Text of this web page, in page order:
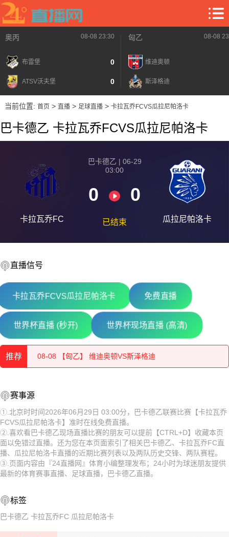
奥丙 08-08 23:30
布雷堡 0
ATSV沃夫堡 0
匈乙 08-08
维迪奥顿
斯泽格迪
当前位置: 首页> 直播> 足球直播> 卡拉瓦乔FCVS瓜拉尼帕洛卡
巴卡德乙 卡拉瓦乔FCVS瓜拉尼帕洛卡
卡拉瓦乔FC
巴卡德乙 | 06-29
03:00
0 0
已结束 瓜拉尼帕洛卡
直播信号
卡拉瓦乔FCVS瓜拉尼帕洛卡 免费直播
世界杯直播 (秒开) 世界杯现场直播 (高清)
推荐
08-08 【奥丙】 布雷堡VSATSV沃夫堡
08-08 【匈乙】 维迪奥顿VS斯泽格迪
08-08 【匈乙】 阿贾克VS卡格SE
08-08 【匈乙】 多瑙蒂萨VS梅索科菲德
08-08 【瑞士乙】 沃韦体育VS梅林
08-08 【奥丙】 沃尔夫斯贝格业余队VS克拉根福多瑙河
08-08 【匈乙】 布达佩斯瓦苏塔斯VS凯奇凯梅特
08-08 【匈乙】 阿贾克VS卡格SE
08-08 【奥乙】 格拉茨风暴青年队VSFAC维也纳
赛事源
①.北京时时间2026年06月29日 03:00分，巴卡德乙联赛比赛【卡拉瓦乔
FCVS瓜拉尼帕洛卡】准时在线免费直播。
②.喜欢看巴卡德乙现场直播比赛的朋友可以提前【CTRL+D】收藏本页
面以免错过直播。还为您在本页面索引了相关巴卡德乙、卡拉瓦乔FC直
播、瓜拉尼帕洛卡直播的近期比赛列表以及两队历史交锋、两队赛程。
③.页面内容由『24直播网』体育小编整理发布；24小时为球迷朋友提供
最新的体育赛事直播、足球直播，巴卡德乙直播。
标签
巴卡德乙 卡拉瓦乔FC 瓜拉尼帕洛卡